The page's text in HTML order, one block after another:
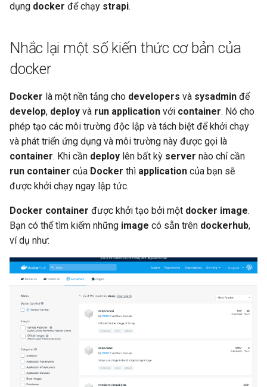
dụng docker để chạy strapi.
Nhắc lại một số kiến thức cơ bản của
docker
Docker là một nền tảng cho developers và sysadmin để
develop, deploy và run application với container. Nó cho
phép tạo các môi trường độc lập và tách biệt để khởi chạy
và phát triển ứng dụng và môi trường này được gọi là
container. Khi cần deploy lên bất kỳ server nào chỉ cần
run container của Docker thì application của bạn sẽ
được khởi chạy ngay lập tức.
Docker container được khởi tạo bởi một docker image.
Bạn có thể tìm kiếm những image có sẵn trên dockerhub,
ví dụ như: